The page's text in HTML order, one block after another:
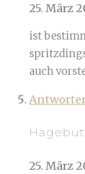
25. März
ist
auch
25. März